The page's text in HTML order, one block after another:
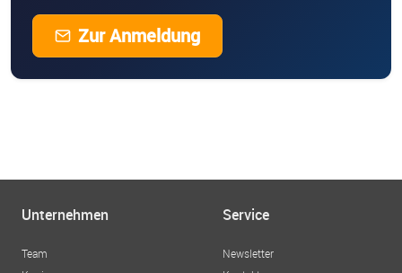
Zur Anmeldung
Unternehmen
Team
Service
Newsletter